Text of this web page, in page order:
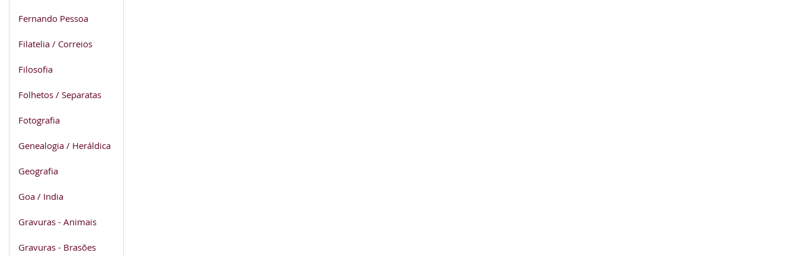
Fernando Pessoa
Filatelia / Correios
Filosofia
Folhetos / Separatas
Fotografia
Genealogia / Heráldica
Geografia
Goa / India
Gravuras - Animais
Gravuras - Brasões